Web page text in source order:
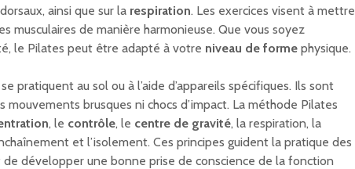
ainsi que sur la respiration. Les exercices visent à mettre
musculaires de manière harmonieuse. Que vous soyez
le Pilates peut être adapté à votre niveau de forme physique.
pratiquent au sol ou à l’aide d’appareils spécifiques. Ils sont
mouvements brusques ni chocs d’impact. La méthode Pilates
, le contrôle, le centre de gravité, la respiration, la
et l’isolement. Ces principes guident la pratique des
développer une bonne prise de conscience de la fonction